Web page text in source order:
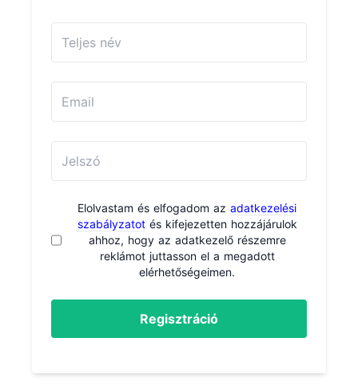
Elolvastam és elfogadom azadatkezelési
szabályzatotés kifejezetten hozzájárulok
ahhoz, hogy az adatkezelő részemre
reklámot juttasson el a megadott
elérhetőségeimen.
Regisztráció